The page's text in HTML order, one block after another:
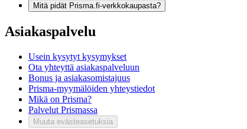
Mitä pidät Prisma.fi-verkkokaupasta?
Asiakaspalvelu
Usein kysytyt kysymykset
Ota yhteyttä asiakaspalveluun
Bonus ja asiakasomistajuus
Prisma-myymälöiden yhteystiedot
Mikä on Prisma?
Palvelut Prismassa
Muuta evästeasetuksia